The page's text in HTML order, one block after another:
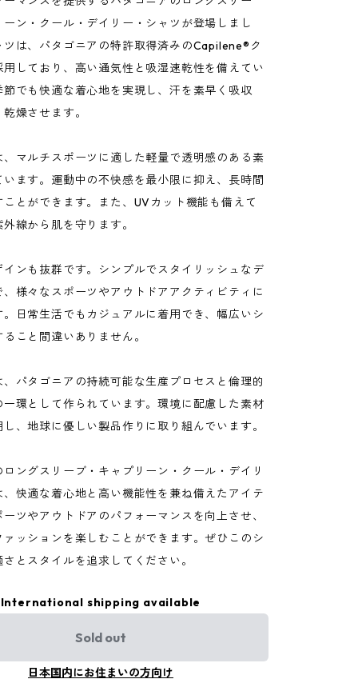
ン・クール・デイリー・シャツが登場しまし
ツは、パタゴニアの特許取得済みのCapilene®ク
しており、高い通気性と吸湿速乾性を備えてい
でも快適な着心地を実現し、汗を素早く吸収
燥させます。
マルチスポーツに適した軽量で透明感のある素
ます。運動中の不快感を最小限に抑え、長時間
とができます。また、UVカット機能も備えて
線から肌を守ります。
ンも抜群です。シンプルでスタイリッシュなデ
様々なスポーツやアウトドアアクティビティに
日常生活でもカジュアルに着用でき、幅広いシ
こと間違いありません。
パタゴニアの持続可能な生産プロセスと倫理的
環として作られています。環境に配慮した素材
、地球に優しい製品作りに取り組んでいます。
ングスリーブ・キャプリーン・クール・デイリ
快適な着心地と高い機能性を兼ね備えたアイテ
ツやアウトドアのパフォーマンスを向上させ、
ッションを楽しむことができます。ぜひこのシ
とスタイルを追求してください。
International shipping available
Sold out
日本国内にお住まいの方向け